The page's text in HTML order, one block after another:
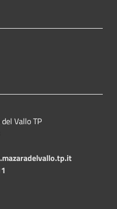
Vallo TP